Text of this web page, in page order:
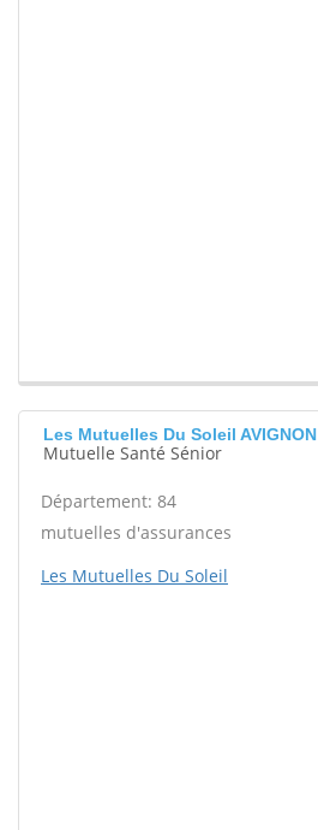
Les Mutuelles Du Soleil AVIGNON
Mutuelle Santé Sénior
Département: 84
mutuelles d'assurances
Les Mutuelles Du Soleil